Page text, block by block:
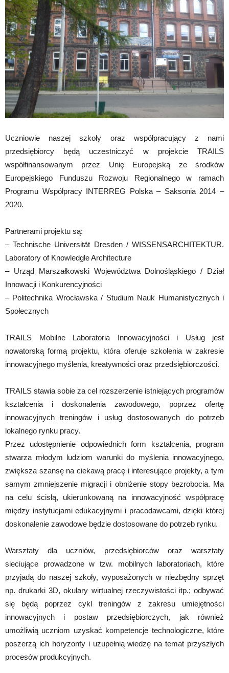
Uczniowie naszej szkoły oraz współpracujący z nami
przedsiębiorcy będą uczestniczyć w projekcie TRAILS
współfinansowanym przez Unię Europejską ze środków
Europejskiego Funduszu Rozwoju Regionalnego w ramach
Programu Współpracy INTERREG Polska – Saksonia 2014 –
2020.
Partnerami projektu są:
– Technische Universität Dresden / WISSENSARCHITEKTUR.
Laboratory of Knowledgle Architecture
– Urząd Marszałkowski Województwa Dolnośląskiego / Dział
Innowacji i Konkurencyjności
– Politechnika Wrocławska / Studium Nauk Humanistycznych i
Społecznych
TRAILS Mobilne Laboratoria Innowacyjności i Usług jest
nowatorską formą projektu, która oferuje szkolenia w zakresie
innowacyjnego myślenia, kreatywności oraz przedsiębiorczości.
TRAILS stawia sobie za cel rozszerzenie istniejących programów
kształcenia i doskonalenia zawodowego, poprzez ofertę
innowacyjnych treningów i usług dostosowanych do potrzeb
lokalnego rynku pracy.
Przez udostępnienie odpowiednich form kształcenia, program
stwarza młodym ludziom warunki do myślenia innowacyjnego,
zwiększa szansę na ciekawą pracę i interesujące projekty, a tym
samym zmniejszenie migracji i obniżenie stopy bezrobocia. Ma
na celu ścisłą, ukierunkowaną na innowacyjność współpracę
między instytucjami edukacyjnymi i pracodawcami, dzięki której
doskonalenie zawodowe będzie dostosowane do potrzeb rynku.
Warsztaty dla uczniów, przedsiębiorców oraz warsztaty
sieciujące prowadzone w tzw. mobilnych laboratoriach, które
przyjadą do naszej szkoły, wyposażonych w niezbędny sprzęt
np. drukarki 3D, okulary wirtualnej rzeczywistości itp.; odbywać
się będą poprzez cykl treningów z zakresu umiejętności
innowacyjnych i postaw przedsiębiorczych, jak również
umożliwią uczniom uzyskać kompetencje technologiczne, które
poszerzą ich horyzonty i uzupełnią wiedzę na temat przyszłych
procesów produkcyjnych.